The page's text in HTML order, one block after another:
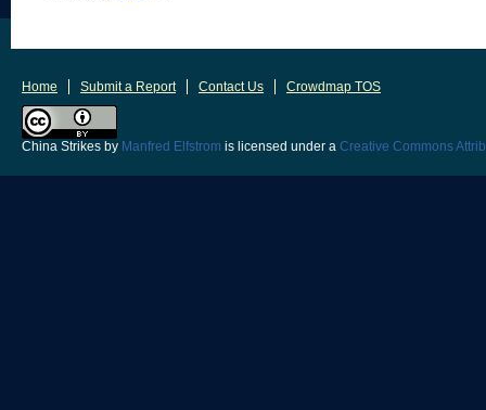
Home Submit a Report Contact Us Crowdmap TOS
China Strikes by Manfred Elfstrom is licensed under a Creative Commons